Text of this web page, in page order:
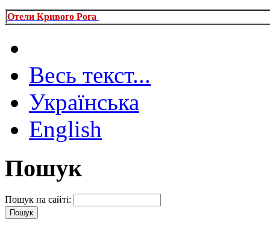
Отели Кривого Рога
Весь текст...
Українська
English
Пошук
Пошук на сайті: